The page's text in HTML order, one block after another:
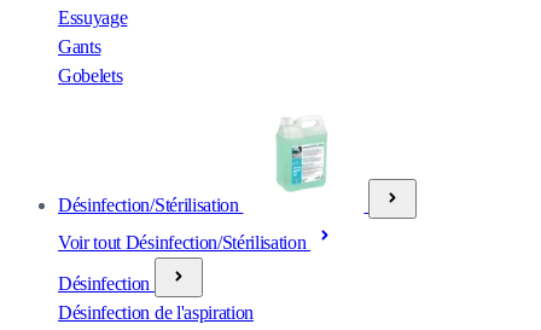
Essuyage
Gants
Gobelets
Désinfection/Stérilisation
Voir tout Désinfection/Stérilisation
Désinfection
Désinfection de l'aspiration